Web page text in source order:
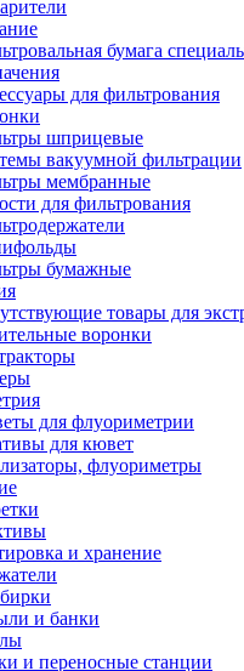
бумага
для фильтрования
шприцевые
вакуумной фильтрации
мембранные
для фильтрования
бумажные
товары для
воронки
для флуориметрии
для кювет
флуориметры
и хранение
и банки
и переносные станции